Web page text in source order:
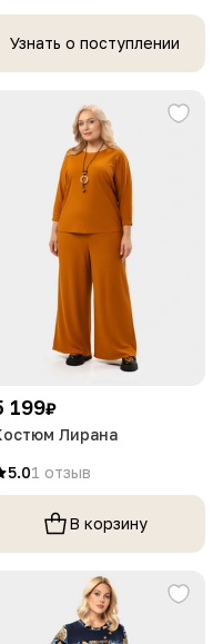
Узнать о поступлении
199₽
Лирана
5.01 отзыв
В корзину